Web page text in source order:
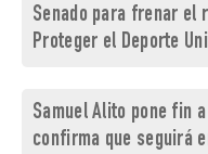
Senado para frenar el
Proteger el Deporte
Samuel Alito pone fin
confirma que seguirá